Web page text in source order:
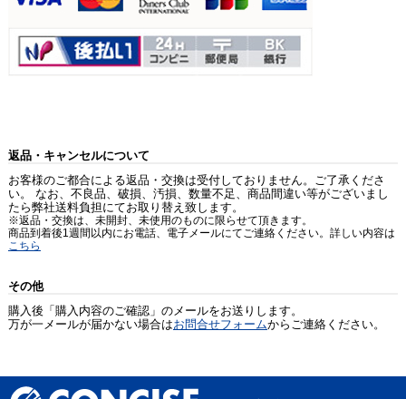
返品・キャンセルについて
お客様のご都合による返品・交換は受付しておりません。ご了承くださ
い。 なお、不良品、破損、汚損、数量不足、商品間違い等がございまし
たら弊社送料負担にてお取り替え致します。
※返品・交換は、未開封、未使用のものに限らせて頂きます。
商品到着後1週間以内にお電話、電子メールにてご連絡ください。詳しい内容は
こちら
その他
購入後「購入内容のご確認」のメールをお送りします。
万が一メールが届かない場合はお問合せフォームからご連絡ください。